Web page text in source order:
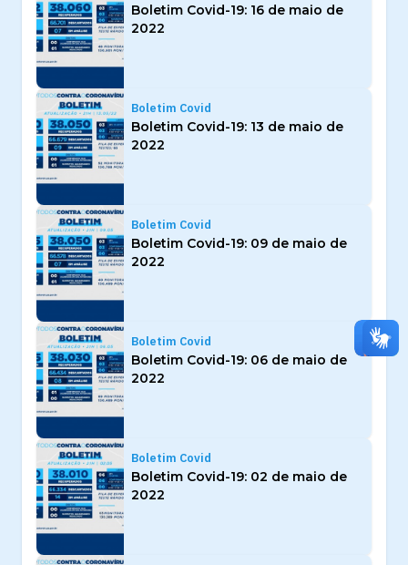
Boletim Covid-19: 16 de maio de
2022
Boletim Covid
Boletim Covid-19: 13 de maio de
2022
Boletim Covid
Boletim Covid-19: 09 de maio de
2022
Boletim Covid
Boletim Covid-19: 06 de maio de
2022
Boletim Covid
Boletim Covid-19: 02 de maio de
2022